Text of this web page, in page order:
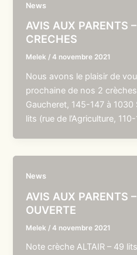
News
AVIS AUX PARENTS
CRECHES
Melek /4 novembre 2021
Nous avons le plaisir de
prochaine de nos 2
Gaucheret, 145-147 à 1030
lits (rue de l’Agriculture,
News
AVIS AUX PARENTS
OUVERTE
Melek /4 novembre 2021
Note crèche ALTAIR – 49